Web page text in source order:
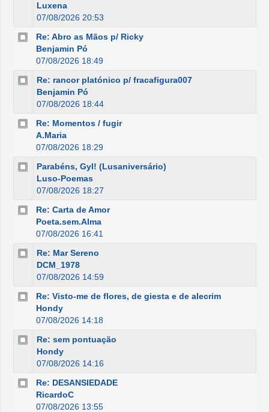
Luxena
07/08/2026 20:53
Re: Abro as Mãos p/ Ricky
Benjamin Pó
07/08/2026 18:49
Re: rancor platónico p/ fracafigura007
Benjamin Pó
07/08/2026 18:44
Re: Momentos / fugir
A.Maria
07/08/2026 18:29
Parabéns, Gyl! (Lusaniversário)
Luso-Poemas
07/08/2026 18:27
Re: Carta de Amor
Poeta.sem.Alma
07/08/2026 16:41
Re: Mar Sereno
DCM_1978
07/08/2026 14:59
Re: Visto-me de flores, de giesta e de alecrim
Hondy
07/08/2026 14:18
Re: sem pontuação
Hondy
07/08/2026 14:16
Re: DESANSIEDADE
RicardoC
07/08/2026 13:55